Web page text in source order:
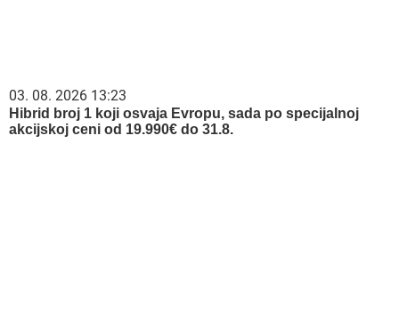
03. 08. 2026 13:23
Hibrid broj 1 koji osvaja Evropu, sada po specijalnoj
akcijskoj ceni od 19.990€ do 31.8.